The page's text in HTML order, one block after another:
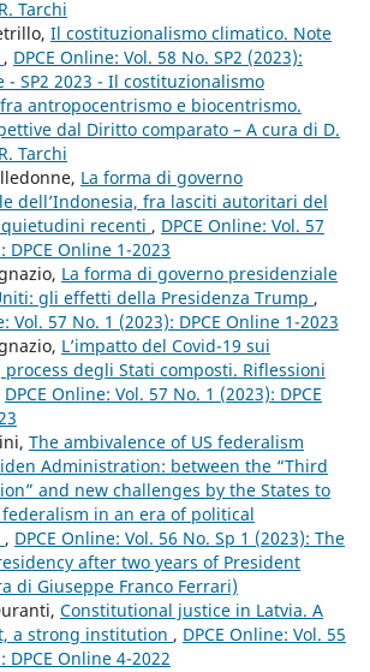
Tarchi
Il costituzionalismo climatico. Note
, DPCE Online: Vol. 58 No. SP2 (2023):
- SP2 2023 - Il costituzionalismo
antropocentrismo e biocentrismo.
dal Diritto comparato – A cura di D.
Tarchi
La forma di governo
dell’Indonesia, fra lasciti autoritari del
recenti , DPCE Online: Vol. 57
DPCE Online 1-2023
La forma di governo presidenziale
gli effetti della Presidenza Trump ,
Vol. 57 No. 1 (2023): DPCE Online 1-2023
L’impatto del Covid-19 sui
degli Stati composti. Riflessioni
DPCE Online: Vol. 57 No. 1 (2023): DPCE
The ambivalence of US federalism
Administration: between the “Third
and new challenges by the States to
in an era of political
, DPCE Online: Vol. 56 No. Sp 1 (2023): The
after two years of President
di Giuseppe Franco Ferrari)
Constitutional justice in Latvia. A
a strong institution , DPCE Online: Vol. 55
DPCE Online 4-2022